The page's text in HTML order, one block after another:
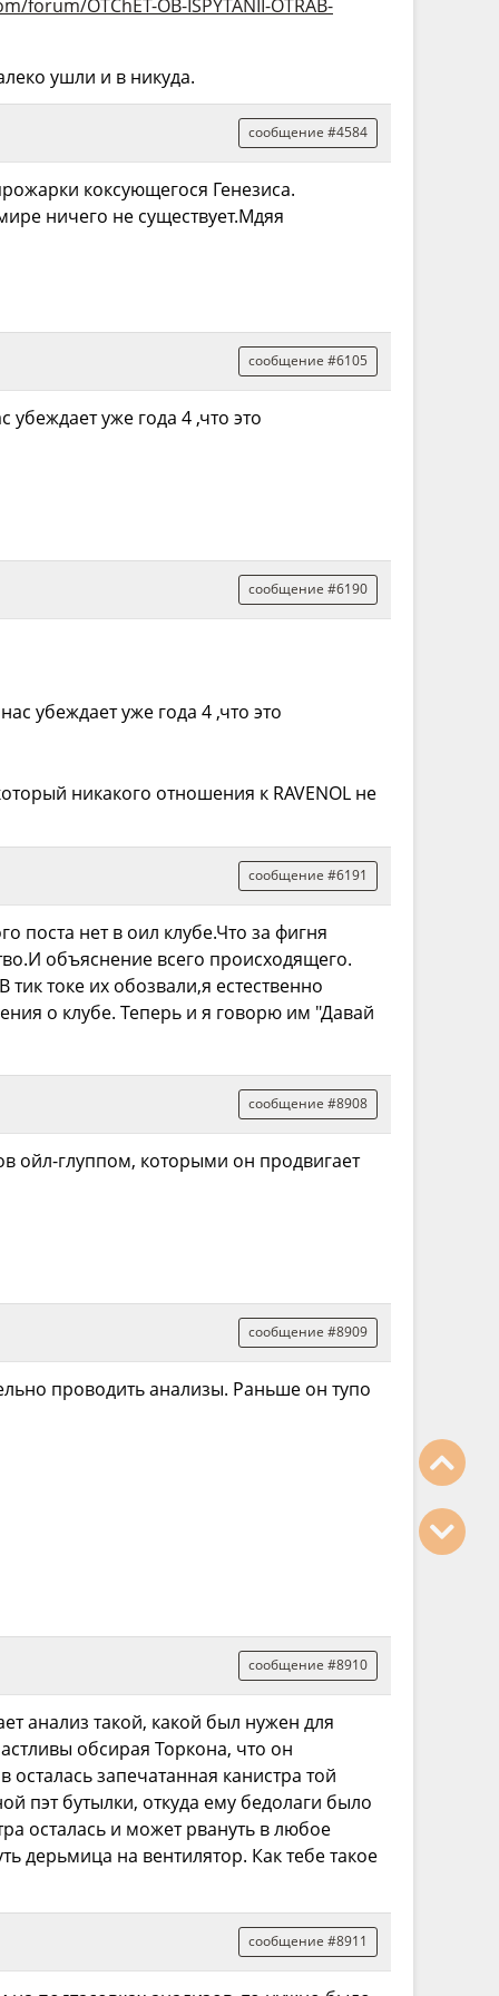
forum/OTChET-OB-ISPYTANII-OTRAB-
ушли и в никуда.
сообщение #4584
коксующегося Генезиса.
ничего не существует.Мдяя
сообщение #6105
уже года 4 ,что это
сообщение #6190
убеждает уже года 4 ,что это
никакого отношения к RAVENOL не
сообщение #6191
нет в оил клубе.Что за фигня
объяснение всего происходящего.
токе их обозвали,я естественно
о клубе. Теперь и я говорю им "Давай
сообщение #8908
ойл-глуппом, которыми он продвигает
сообщение #8909
проводить анализы. Раньше он тупо
сообщение #8910
анализ такой, какой был нужен для
обсирая Торкона, что он
осталась запечатанная канистра той
пэт бутылки, откуда ему бедолаги было
осталась и может рвануть в любое
дерьмица на вентилятор. Как тебе такое
сообщение #8911